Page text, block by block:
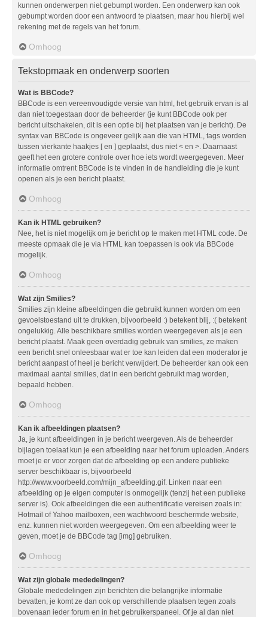
kunnen onderwerpen niet gebumpt worden. Een onderwerp kan ook
gebumpt worden door een antwoord te plaatsen, maar hou hierbij wel
rekening met de regels van het forum.
Omhoog
Tekstopmaak en onderwerp soorten
Wat is BBCode?
BBCode is een vereenvoudigde versie van html, het gebruik ervan is al
dan niet toegestaan door de beheerder (je kunt BBCode ook per
bericht uitschakelen, dit is een optie bij het plaatsen van je bericht). De
syntax van BBCode is ongeveer gelijk aan die van HTML, tags worden
tussen vierkante haakjes [ en ] geplaatst, dus niet < en >. Daarnaast
geeft het een grotere controle over hoe iets wordt weergegeven. Meer
informatie omtrent BBCode is te vinden in de handleiding die je kunt
openen als je een bericht plaatst.
Omhoog
Kan ik HTML gebruiken?
Nee, het is niet mogelijk om je bericht op te maken met HTML code. De
meeste opmaak die je via HTML kan toepassen is ook via BBCode
mogelijk.
Omhoog
Wat zijn Smilies?
Smilies zijn kleine afbeeldingen die gebruikt kunnen worden om een
gevoelstoestand uit te drukken, bijvoorbeeld :) betekent blij, :( betekent
ongelukkig. Alle beschikbare smilies worden weergegeven als je een
bericht plaatst. Maak geen overdadig gebruik van smilies, ze maken
een bericht snel onleesbaar wat er toe kan leiden dat een moderator je
bericht aanpast of heel je bericht verwijdert. De beheerder kan ook een
maximaal aantal smilies, dat in een bericht gebruikt mag worden,
bepaald hebben.
Omhoog
Kan ik afbeeldingen plaatsen?
Ja, je kunt afbeeldingen in je bericht weergeven. Als de beheerder
bijlagen toelaat kun je een afbeelding naar het forum uploaden. Anders
moet je er voor zorgen dat de afbeelding op een andere publieke
server beschikbaar is, bijvoorbeeld
http://www.voorbeeld.com/mijn_afbeelding.gif. Linken naar een
afbeelding op je eigen computer is onmogelijk (tenzij het een publieke
server is). Ook afbeeldingen die een authentificatie vereisen zoals in:
Hotmail of Yahoo mailboxen, een wachtwoord beschermde website,
enz. kunnen niet worden weergegeven. Om een afbeelding weer te
geven, moet je de BBCode tag [img] gebruiken.
Omhoog
Wat zijn globale mededelingen?
Globale mededelingen zijn berichten die belangrijke informatie
bevatten, je komt ze dan ook op verschillende plaatsen tegen zoals
bovenaan ieder forum en in het gebruikerspaneel. Of je al dan niet